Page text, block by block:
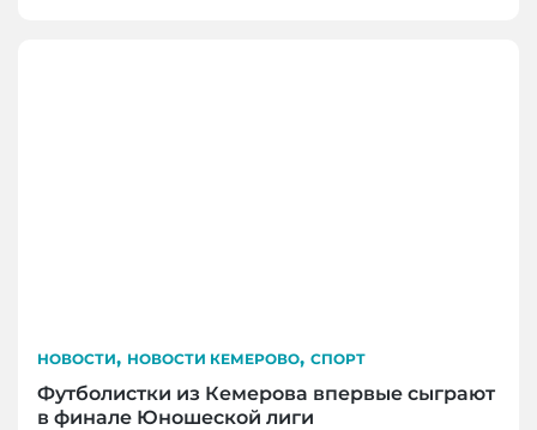
НОВОСТИ, НОВОСТИ КЕМЕРОВО, СПОРТ
Футболистки из Кемерова впервые сыграют
в финале Юношеской лиги